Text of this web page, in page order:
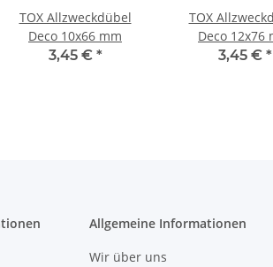
TOX Allzweckdübel
Deco 10x66 mm
3,45 € *
TOX
Deco 12x76
3,45 € *
Allgemeine Informationen
Wir über uns